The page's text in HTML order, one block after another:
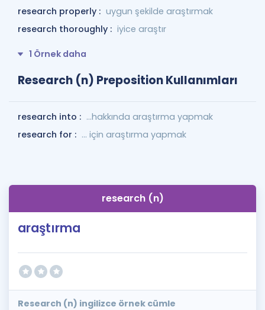
research properly : uygun şekilde araştırmak
research thoroughly : iyice araştır
1 Örnek daha
Research (n) Preposition Kullanımları
research into : ...hakkında araştırma yapmak
research for : ... için araştırma yapmak
research (n)
araştırma
Research (n) ingilizce örnek cümle